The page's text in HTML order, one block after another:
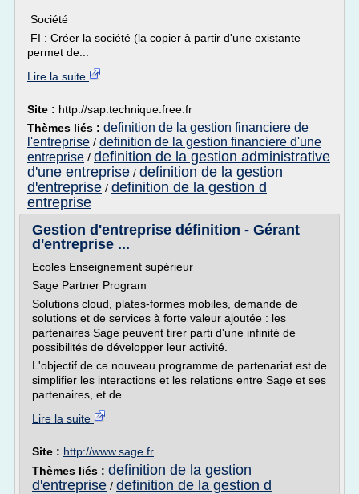
Société
FI : Créer la société (la copier à partir d'une existante
permet de...
Lire la suite
Site : http://sap.technique.free.fr
Thèmes liés : definition de la gestion financiere de
l'entreprise / definition de la gestion financiere d'une
entreprise / definition de la gestion administrative
d'une entreprise / definition de la gestion
d'entreprise / definition de la gestion d
entreprise
Gestion d'entreprise définition - Gérant
d'entreprise ...
Ecoles Enseignement supérieur
Sage Partner Program
Solutions cloud, plates-formes mobiles, demande de
solutions et de services à forte valeur ajoutée : les
partenaires Sage peuvent tirer parti d'une infinité de
possibilités de développer leur activité.
L'objectif de ce nouveau programme de partenariat est de
simplifier les interactions et les relations entre Sage et ses
partenaires, et de...
Lire la suite
Site : http://www.sage.fr
Thèmes liés : definition de la gestion
d'entreprise / definition de la gestion d